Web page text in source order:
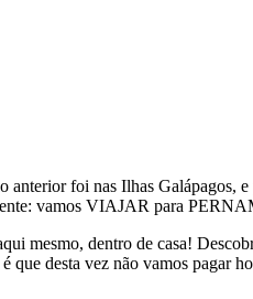
foi nas Ilhas Galápagos,
vamos VIAJAR para
mesmo, dentro de casa!
desta vez não vamos pagar